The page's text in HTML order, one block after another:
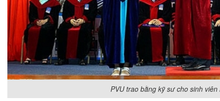
PVU trao bằng kỹ sư cho sinh viên